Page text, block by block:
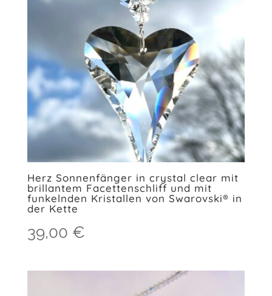
Herz Sonnenfänger in crystal clear mit
brillantem Facettenschliff und mit
funkelnden Kristallen von Swarovski® in
der Kette
39,00 €